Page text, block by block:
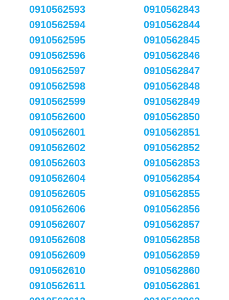
0910562593
0910562594
0910562595
0910562596
0910562597
0910562598
0910562599
0910562600
0910562601
0910562602
0910562603
0910562604
0910562605
0910562606
0910562607
0910562608
0910562609
0910562610
0910562611
0910562843
0910562844
0910562845
0910562846
0910562847
0910562848
0910562849
0910562850
0910562851
0910562852
0910562853
0910562854
0910562855
0910562856
0910562857
0910562858
0910562859
0910562860
0910562861